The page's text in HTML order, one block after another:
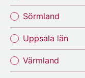
Sörmland
Uppsala län
Värmland